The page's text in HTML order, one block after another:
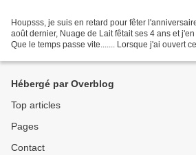
Houpsss, je suis en retard pour fêter
août dernier, Nuage de Lait fêtait ses 4 ans et
Que le temps passe vite....... Lorsque j'ai ouvert
Hébergé par Overblog
Top articles
Pages
Contact